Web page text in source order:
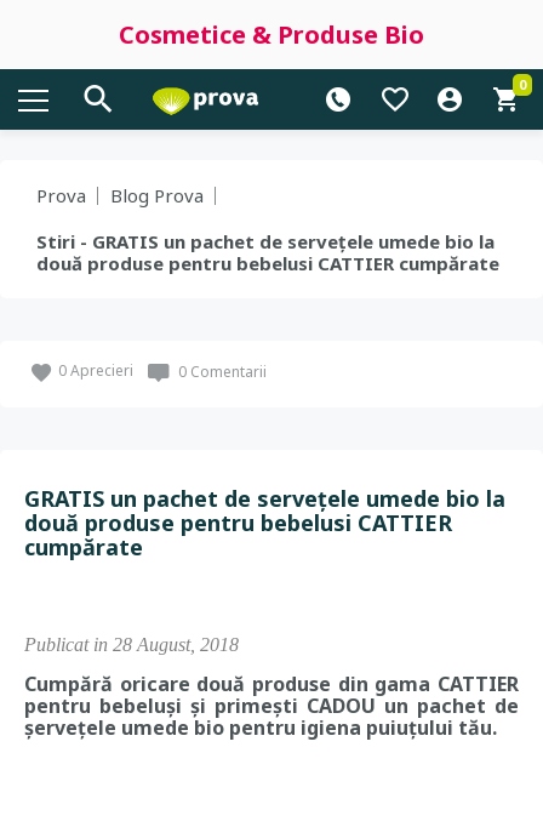
Cosmetice & Produse Bio
0
Prova
Blog Prova
Stiri - GRATIS un pachet de servețele umede bio la
două produse pentru bebelusi CATTIER cumpărate
0Aprecieri 0 Comentarii
GRATIS un pachet de servețele umede bio la
două produse pentru bebelusi CATTIER
cumpărate
Publicat in 28 August, 2018
Cumpără oricare două produse din gama CATTIER
pentru bebeluși și primești CADOU un pachet de
șervețele umede bio pentru igiena puiuțului tău.